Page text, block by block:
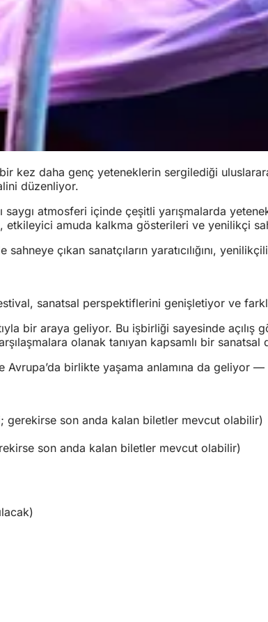
daha genç yeteneklerin sergilediği
düzenliyor.
saygı atmosferi içinde çeşitli yarışmalarda
amuda kalkma gösterileri ve yenilikçi
çıkan sanatçıların yaratıcılığını,
sanatsal perspektiflerini genişletiyor ve
bir araya geliyor. Bu işbirliği sayesinde
olanak tanıyan kapsamlı bir sanatsal
birlikte yaşama anlamına da geliyor
gerekirse son anda kalan biletler mevcut olabilir)
son anda kalan biletler mevcut olabilir)